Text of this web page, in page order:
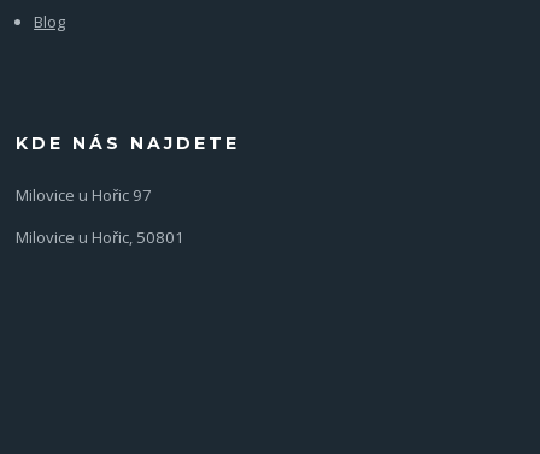
Blog
KDE NÁS NAJDETE
Milovice u Hořic 97
Milovice u Hořic, 50801